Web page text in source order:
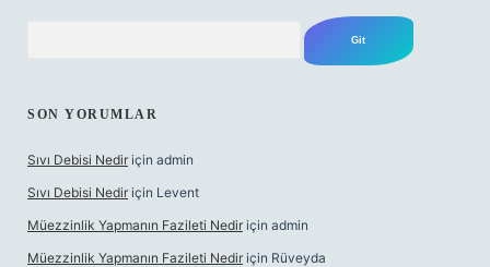
SON YORUMLAR
Sıvı Debisi Nedir için admin
Sıvı Debisi Nedir için Levent
Müezzinlik Yapmanın Fazileti Nedir için admin
Müezzinlik Yapmanın Fazileti Nedir için Rüveyda